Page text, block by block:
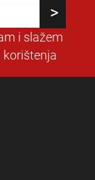
i slažem
korištenja